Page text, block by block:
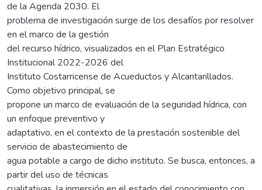
de la Agenda 2030. El
problema de investigación surge de los desafíos por resolver
en el marco de la gestión
del recurso hídrico, visualizados en el Plan Estratégico
Institucional 2022-2026 del
Instituto Costarricense de Acueductos y Alcantarillados.
Como objetivo principal, se
propone un marco de evaluación de la seguridad hídrica, con
un enfoque preventivo y
adaptativo, en el contexto de la prestación sostenible del
servicio de abastecimiento de
agua potable a cargo de dicho instituto. Se busca, entonces, a
partir del uso de técnicas